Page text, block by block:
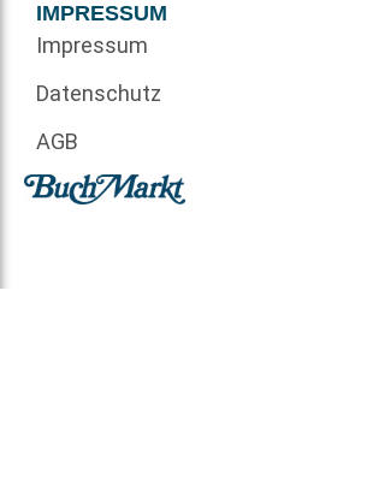
IMPRESSUM
Impressum
Datenschutz
AGB